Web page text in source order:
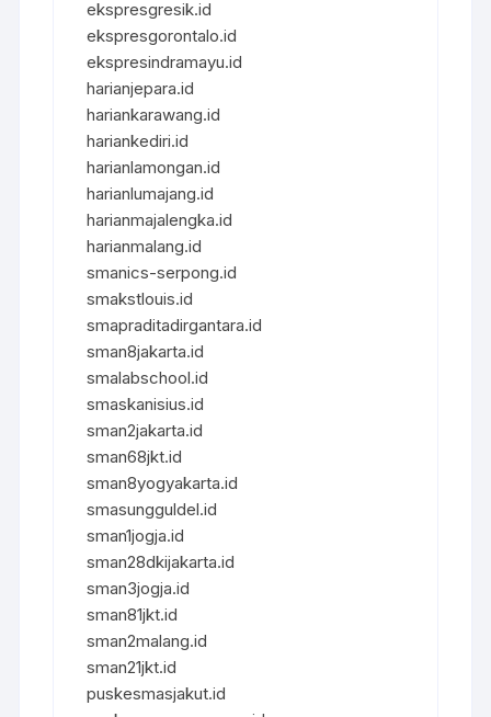
ekspresgresik.id
ekspresgorontalo.id
ekspresindramayu.id
harianjepara.id
hariankarawang.id
hariankediri.id
harianlamongan.id
harianlumajang.id
harianmajalengka.id
harianmalang.id
smanics-serpong.id
smakstlouis.id
smapraditadirgantara.id
sman8jakarta.id
smalabschool.id
smaskanisius.id
sman2jakarta.id
sman68jkt.id
sman8yogyakarta.id
smasungguldel.id
sman1jogja.id
sman28dkijakarta.id
sman3jogja.id
sman81jkt.id
sman2malang.id
sman21jkt.id
puskesmasjakut.id